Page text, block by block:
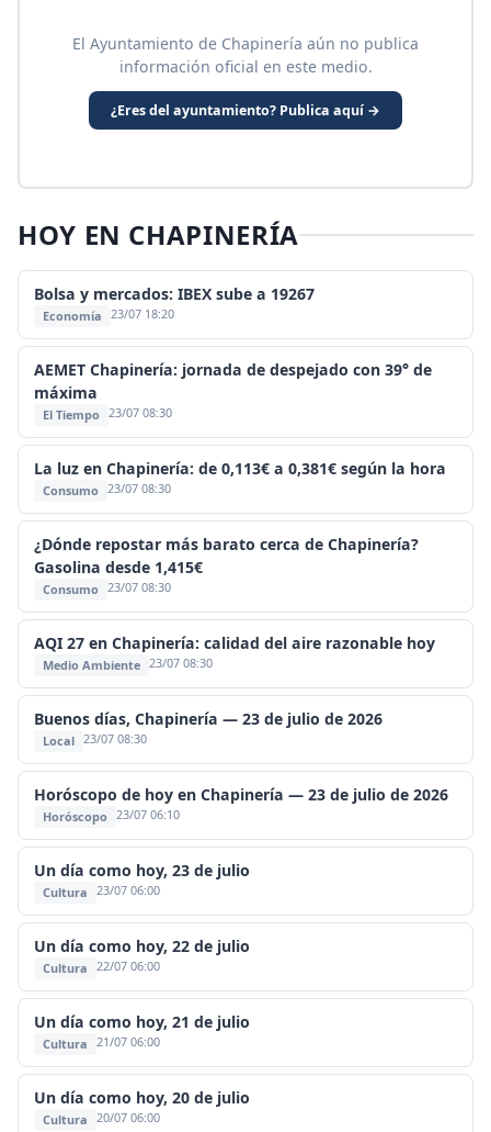
El Ayuntamiento de Chapinería aún no publica
información oficial en este medio.
¿Eres del ayuntamiento? Publica aquí →
HOY EN CHAPINERÍA
Bolsa y mercados: IBEX sube a 19267
Economía 23/07 18:20
AEMET Chapinería: jornada de despejado con 39° de
máxima
El Tiempo 23/07 08:30
La luz en Chapinería: de 0,113€ a 0,381€ según la hora
Consumo 23/07 08:30
¿Dónde repostar más barato cerca de Chapinería?
Gasolina desde 1,415€
Consumo 23/07 08:30
AQI 27 en Chapinería: calidad del aire razonable hoy
Medio Ambiente 23/07 08:30
Buenos días, Chapinería — 23 de julio de 2026
Local 23/07 08:30
Horóscopo de hoy en Chapinería — 23 de julio de 2026
Horóscopo 23/07 06:10
Un día como hoy, 23 de julio
Cultura 23/07 06:00
Un día como hoy, 22 de julio
Cultura 22/07 06:00
Un día como hoy, 21 de julio
Cultura 21/07 06:00
Un día como hoy, 20 de julio
Cultura 20/07 06:00